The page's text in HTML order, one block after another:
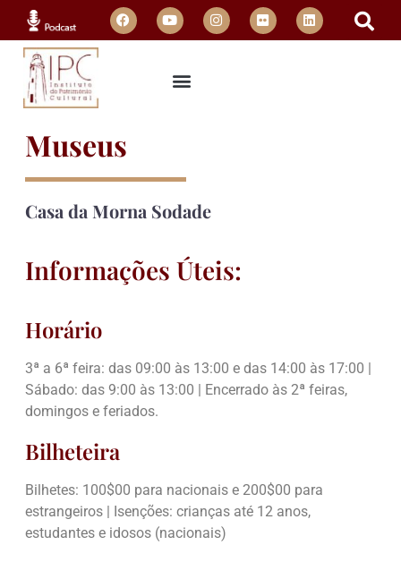
Museus
Casa da Morna Sodade
Informações Úteis:
Horário
3ª a 6ª feira: das 09:00 às 13:00 e das 14:00 às 17:00 |
Sábado: das 9:00 às 13:00 | Encerrado às 2ª feiras,
domingos e feriados.
Bilheteira
Bilhetes: 100$00 para nacionais e 200$00 para
estrangeiros | Isenções: crianças até 12 anos,
estudantes e idosos (nacionais)